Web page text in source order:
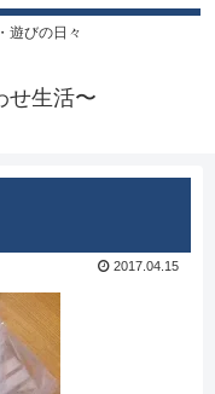
遊びの日々
せ生活〜
2017.04.15